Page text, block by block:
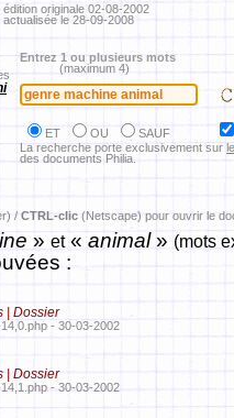
édition originale 02-08-2002
actualisée le 28-09-2008
Entrez 1 ou plusieurs mots
(maximum 4)
ET OU
SAUF
La recherche porte exclusivement sur
des documents Philia.
/ CTRL-clic (Netscape) pour ouvrir le
» et« animal» (mots
:
| Dossier
- 30-03-2002
| Dossier
- 30-03-2002